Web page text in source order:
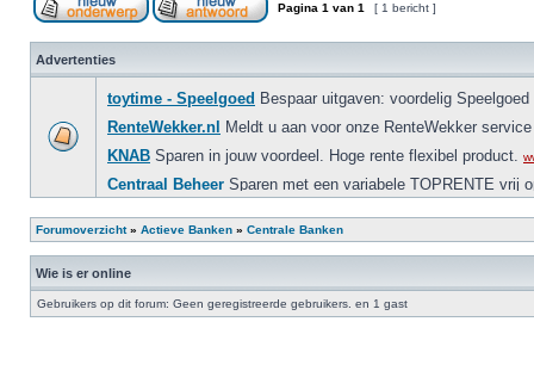
Pagina 1 van 1 [ 1 bericht ]
Advertenties
Forumoverzicht» Actieve Banken » Centrale Banken
Wie is er online
Gebruikers op dit forum: Geen geregistreerde gebruikers. en 1 gast